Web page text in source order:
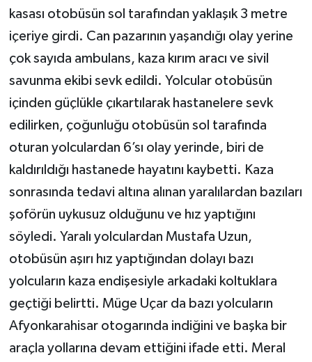
kasası otobüsün sol tarafından yaklaşık 3 metre
içeriye girdi. Can pazarının yaşandığı olay yerine
çok sayıda ambulans, kaza kırım aracı ve sivil
savunma ekibi sevk edildi. Yolcular otobüsün
içinden güçlükle çıkartılarak hastanelere sevk
edilirken, çoğunluğu otobüsün sol tarafında
oturan yolculardan 6’sı olay yerinde, biri de
kaldırıldığı hastanede hayatını kaybetti. Kaza
sonrasında tedavi altına alınan yaralılardan bazıları
şoförün uykusuz olduğunu ve hız yaptığını
söyledi. Yaralı yolculardan Mustafa Uzun,
otobüsün aşırı hız yaptığından dolayı bazı
yolcuların kaza endişesiyle arkadaki koltuklara
geçtiği belirtti. Müge Uçar da bazı yolcuların
Afyonkarahisar otogarında indiğini ve başka bir
araçla yollarına devam ettiğini ifade etti. Meral